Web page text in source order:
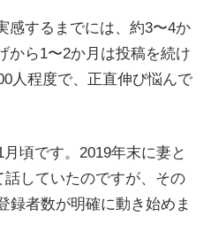
感するまでには、約3〜4か
から1〜2か月は投稿を続け
人程度で、正直伸び悩んで
頃です。2019年末に妻と
話していたのですが、その
録者数が明確に動き始めま